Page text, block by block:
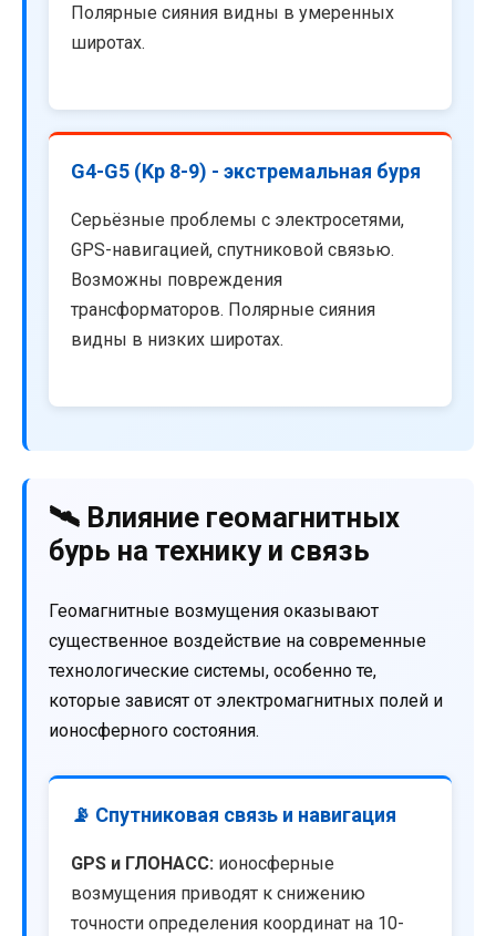
Полярные сияния видны в умеренных
широтах.
G4-G5 (Kp 8-9) - экстремальная буря
Серьёзные проблемы с электросетями,
GPS-навигацией, спутниковой связью.
Возможны повреждения
трансформаторов. Полярные сияния
видны в низких широтах.
🛰️ Влияние геомагнитных
бурь на технику и связь
Геомагнитные возмущения оказывают
существенное воздействие на современные
технологические системы, особенно те,
которые зависят от электромагнитных полей и
ионосферного состояния.
📡 Спутниковая связь и навигация
GPS и ГЛОНАСС: ионосферные
возмущения приводят к снижению
точности определения координат на 10-